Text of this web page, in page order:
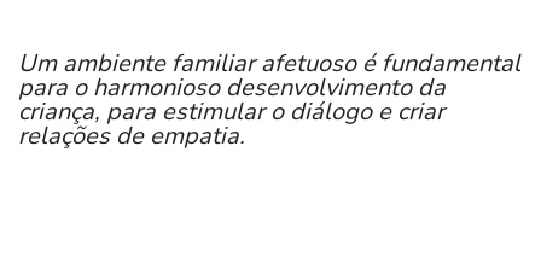
Um ambiente familiar afetuoso é fundamental
para o harmonioso desenvolvimento da
criança, para estimular o diálogo e criar
relações de empatia.